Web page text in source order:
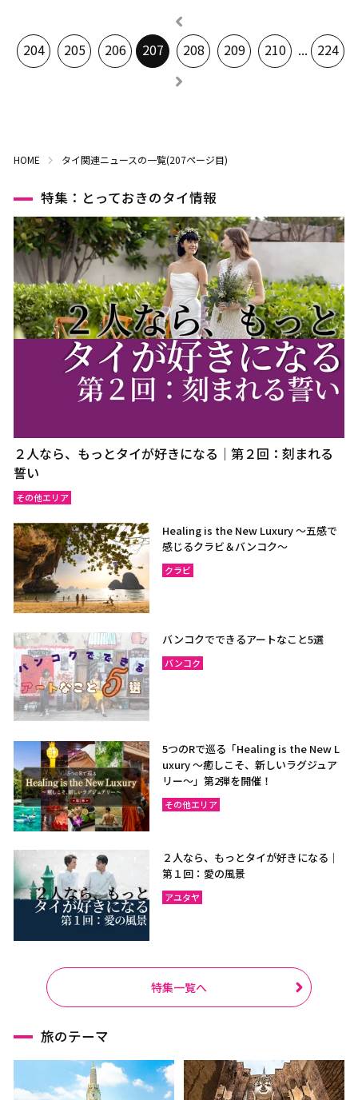
204 205 206 207 208 209 210 ... 224
HOME タイ関連ニュースの一覧(207ページ目)
特集：とっておきのタイ情報
２人なら、もっとタイが好きになる｜第２回：刻まれる
誓い
その他エリア
Healing is the New Luxury ～五感で
感じるクラビ＆バンコク～
クラビ
バンコクでできるアートなこと5選
バンコク
5つのRで巡る「Healing is the New L
uxury ～癒しこそ、新しいラグジュア
リー〜」第2弾を開催！
その他エリア
２人なら、もっとタイが好きになる｜
第１回：愛の風景
アユタヤ
特集一覧へ
旅のテーマ